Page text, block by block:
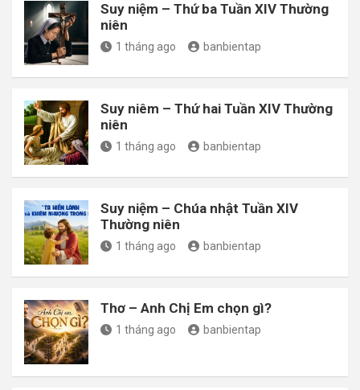
Suy niệm – Thứ ba Tuần XIV Thường
niên
1 tháng ago banbientap
Suy niêm – Thứ hai Tuần XIV Thường
niên
1 tháng ago banbientap
Suy niệm – Chúa nhật Tuần XIV
Thường niên
1 tháng ago banbientap
Thơ – Anh Chị Em chọn gì?
1 tháng ago banbientap